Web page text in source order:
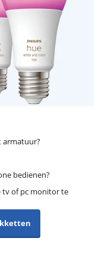
armatuur?
bedienen?
tv of pc monitor te